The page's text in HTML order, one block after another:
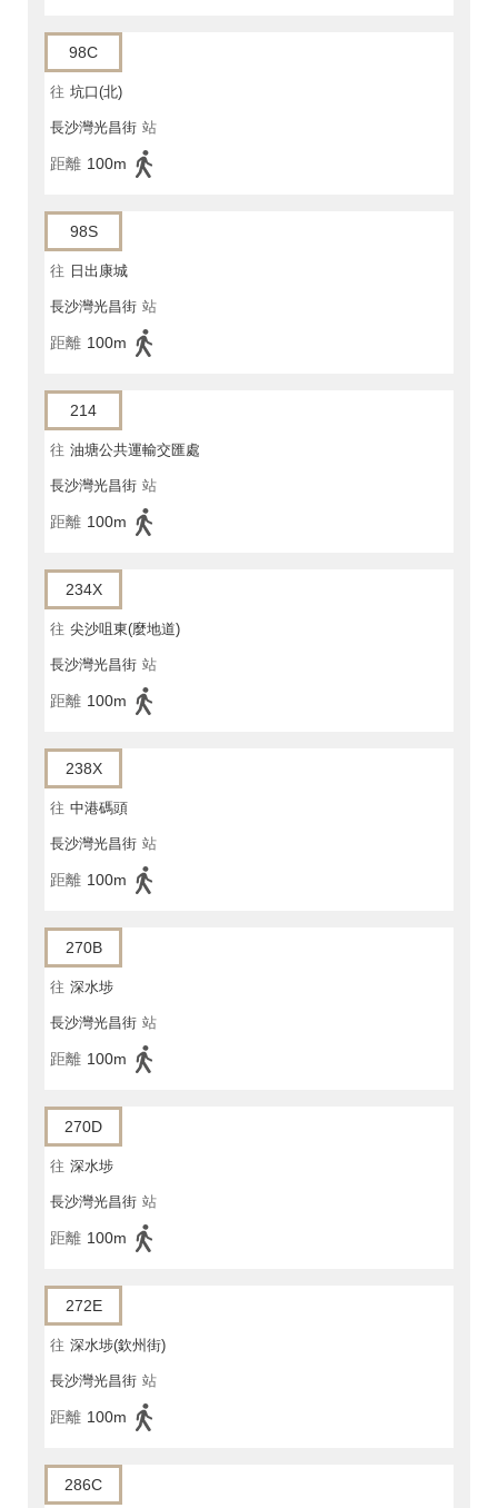
98C
往 坑口(北)
長沙灣光昌街 站
距離 100m
98S
往 日出康城
長沙灣光昌街 站
距離 100m
214
往 油塘公共運輸交匯處
長沙灣光昌街 站
距離 100m
234X
往 尖沙咀東(麼地道)
長沙灣光昌街 站
距離 100m
238X
往 中港碼頭
長沙灣光昌街 站
距離 100m
270B
往 深水埗
長沙灣光昌街 站
距離 100m
270D
往 深水埗
長沙灣光昌街 站
距離 100m
272E
往 深水埗(欽州街)
長沙灣光昌街 站
距離 100m
286C